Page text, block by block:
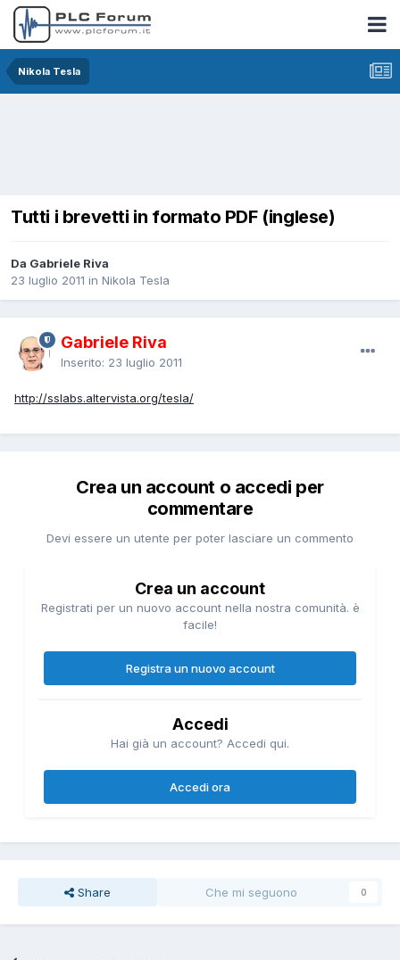
Nikola Tesla
Tutti i brevetti in formato PDF (inglese)
Da Gabriele Riva
23 luglio 2011 in Nikola Tesla
Gabriele Riva
Inserito: 23 luglio 2011
http://sslabs.altervista.org/tesla/
Crea un account o accedi per
commentare
Devi essere un utente per poter lasciare un commento
Crea un account
Registrati per un nuovo account nella nostra comunità. è
facile!
Registra un nuovo account
Accedi
Hai già un account? Accedi qui.
Accedi ora
Share Che mi seguono 0